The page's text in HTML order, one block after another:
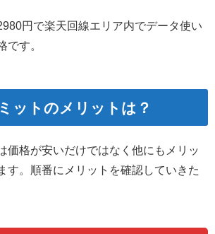
円で楽天回線エリア内でデータ使い
です。
ットのメリットは？
価格が安いだけではなく他にもメリッ
す。順番にメリットを確認していきた